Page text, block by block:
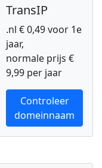
TransIP
.nl € 0,49 voor 1e
jaar,
normale prijs €
9,99 per jaar
Controleer
domeinnaam